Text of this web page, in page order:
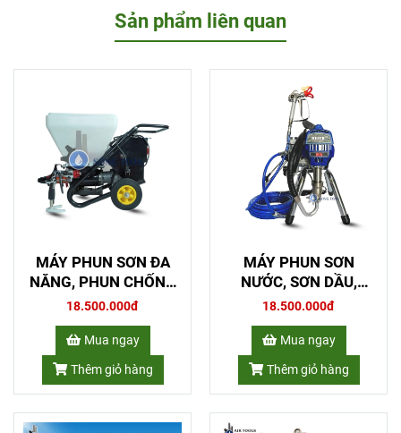
Sản phẩm liên quan
MÁY PHUN SƠN ĐA
NĂNG, PHUN CHỐNG
THẤM, PHUN GAI SẦN
18.500.000đ
Mua ngay
Thêm giỏ hàng
MÁY PHUN SƠN
NƯỚC, SƠN DẦU,
EPOXY 2 THÀNH
18.500.000đ
Mua ngay
Thêm giỏ hàng